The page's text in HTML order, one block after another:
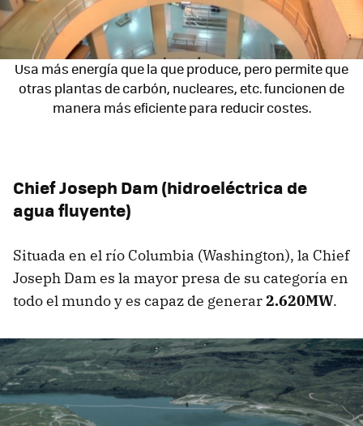
Usa más energía que la que produce, pero permite que
otras plantas de carbón, nucleares, etc. funcionen de
manera más eficiente para reducir costes.
Chief Joseph Dam (hidroeléctrica de
agua fluyente)
Situada en el río Columbia (Washington), la Chief
Joseph Dam es la mayor presa de su categoría en
todo el mundo y es capaz de generar2.620MW.